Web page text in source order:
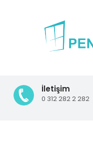
İletişim
0 312 282 2 282